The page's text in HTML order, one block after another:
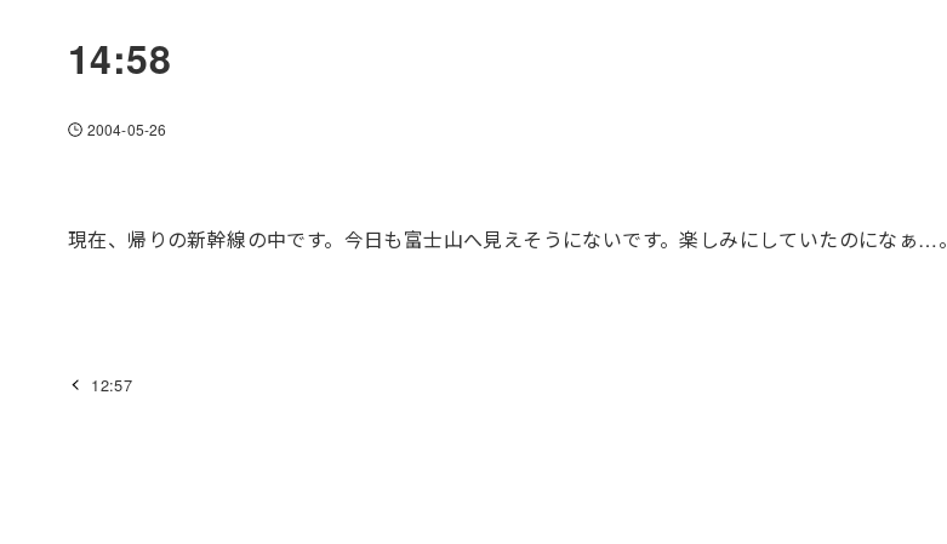
14:58
2004-05-26
現在、帰りの新幹線の中です。今日も富士山へ見えそうにないです。楽しみにしていたのになぁ…。
12:57